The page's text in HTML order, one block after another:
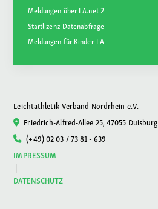
Meldungen über LA.net 2
Startlizenz-Datenabfrage
Meldungen für Kinder-LA
Leichtathletik-Verband Nordrhein e.V.
Friedrich-Alfred-Allee 25, 47055 Duisburg
(+49) 02 03 / 73 81 - 639
IMPRESSUM
|
DATENSCHUTZ